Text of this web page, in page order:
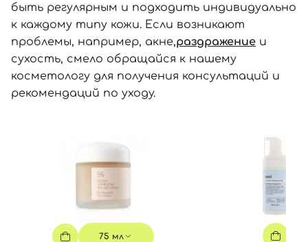
быть регулярным и подходить индивидуально
к каждому типу кожи. Если возникают
проблемы, например, акне,раздражение и
сухость, смело обращайся к нашему
косметологу для получения консультаций и
рекомендаций по уходу.
75 мл